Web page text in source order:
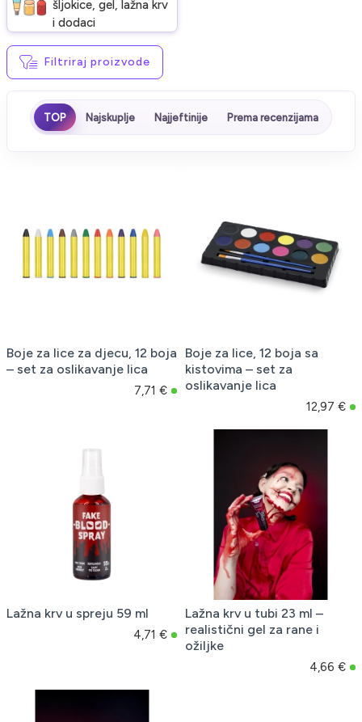
šljokice, gel, lažna krv
i dodaci
Filtriraj proizvode
TOP Najskuplje Najjeftinije Prema recenzijama
Boje za lice za djecu, 12 boja
– set za oslikavanje lica
7,71 €
Boje za lice, 12 boja sa
kistovima – set za
oslikavanje lica
12,97 €
Lažna krv u spreju 59 ml
4,71 €
Lažna krv u tubi 23 ml –
realistični gel za rane i
ožiljke
4,66 €